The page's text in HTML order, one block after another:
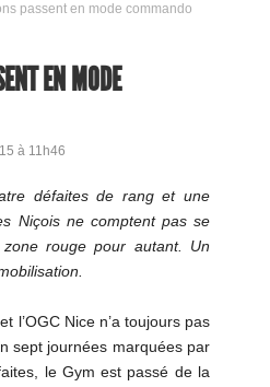
passent en mode commando
EN MODE
à 11h46
défaites de rang et une
Niçois ne comptent pas se
rouge pour autant. Un
l’OGC Nice n’a toujours pas
sept journées marquées par
le Gym est passé de la